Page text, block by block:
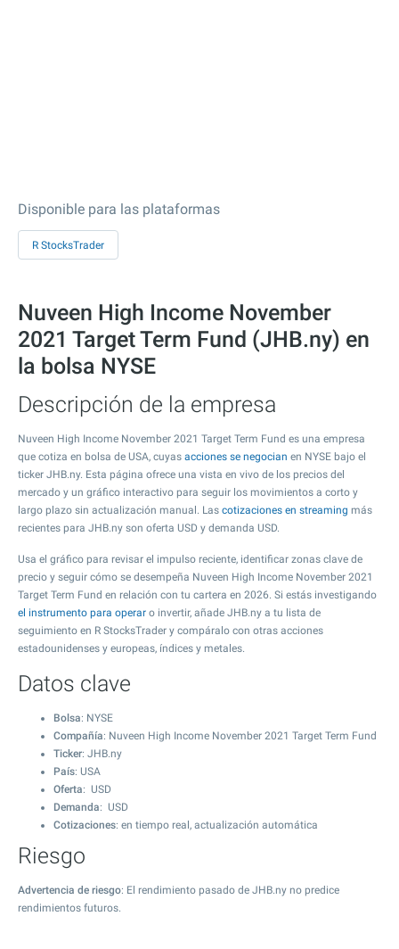
Disponible para las plataformas
R StocksTrader
Nuveen High Income November
2021 Target Term Fund (JHB.ny) en
la bolsa NYSE
Descripción de la empresa
Nuveen High Income November 2021 Target Term Fund es una empresa
que cotiza en bolsa de USA, cuyas acciones se negocian en NYSE bajo el
ticker JHB.ny. Esta página ofrece una vista en vivo de los precios del
mercado y un gráfico interactivo para seguir los movimientos a corto y
largo plazo sin actualización manual. Las cotizaciones en streaming más
recientes para JHB.ny son oferta USD y demanda USD.
Usa el gráfico para revisar el impulso reciente, identificar zonas clave de
precio y seguir cómo se desempeña Nuveen High Income November 2021
Target Term Fund en relación con tu cartera en 2026. Si estás investigando
el instrumento para operar o invertir, añade JHB.ny a tu lista de
seguimiento en R StocksTrader y compáralo con otras acciones
estadounidenses y europeas, índices y metales.
Datos clave
Bolsa: NYSE
Compañía: Nuveen High Income November 2021 Target Term Fund
Ticker: JHB.ny
País: USA
Oferta: USD
Demanda: USD
Cotizaciones: en tiempo real, actualización automática
Riesgo
Advertencia de riesgo: El rendimiento pasado de JHB.ny no predice
rendimientos futuros.